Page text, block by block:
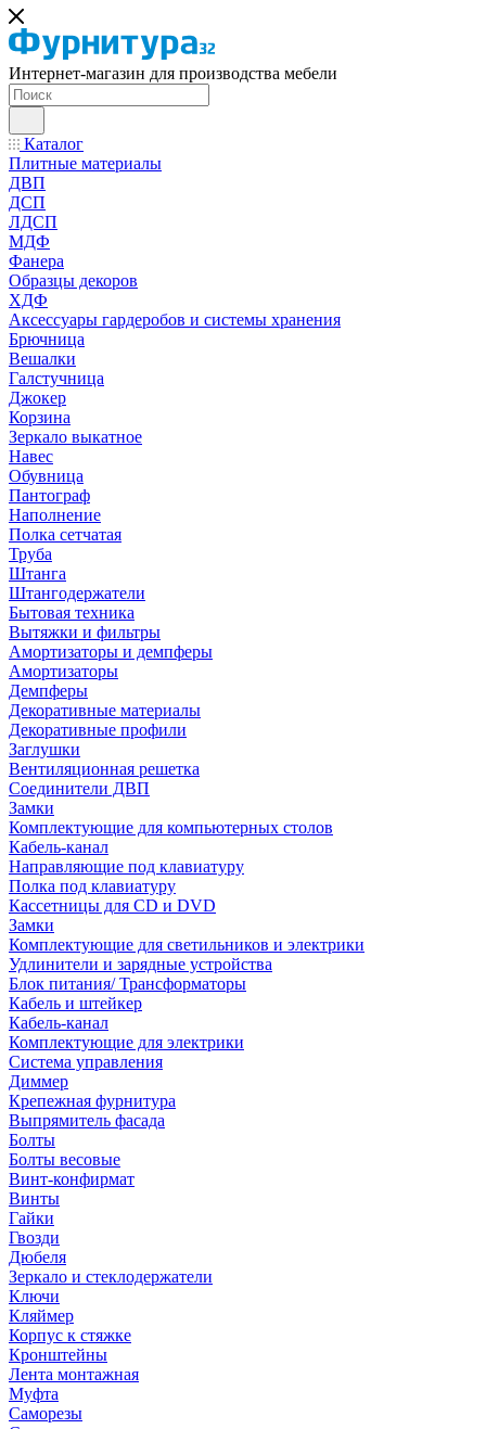
Интернет-магазин для производства мебели
Каталог
Плитные материалы
ДВП
ДСП
ЛДСП
МДФ
Фанера
Образцы декоров
ХДФ
Аксессуары гардеробов и системы хранения
Брючница
Вешалки
Галстучница
Джокер
Корзина
Зеркало выкатное
Навес
Обувница
Пантограф
Наполнение
Полка сетчатая
Труба
Штанга
Штангодержатели
Бытовая техника
Вытяжки и фильтры
Амортизаторы и демпферы
Амортизаторы
Демпферы
Декоративные материалы
Декоративные профили
Заглушки
Вентиляционная решетка
Соединители ДВП
Замки
Комплектующие для компьютерных столов
Кабель-канал
Направляющие под клавиатуру
Полка под клавиатуру
Кассетницы для CD и DVD
Замки
Комплектующие для светильников и электрики
Удлинители и зарядные устройства
Блок питания/ Трансформаторы
Кабель и штейкер
Кабель-канал
Комплектующие для электрики
Система управления
Диммер
Крепежная фурнитура
Выпрямитель фасада
Болты
Болты весовые
Винт-конфирмат
Винты
Гайки
Гвозди
Дюбеля
Зеркало и стеклодержатели
Ключи
Кляймер
Корпус к стяжке
Кронштейны
Лента монтажная
Муфта
Саморезы